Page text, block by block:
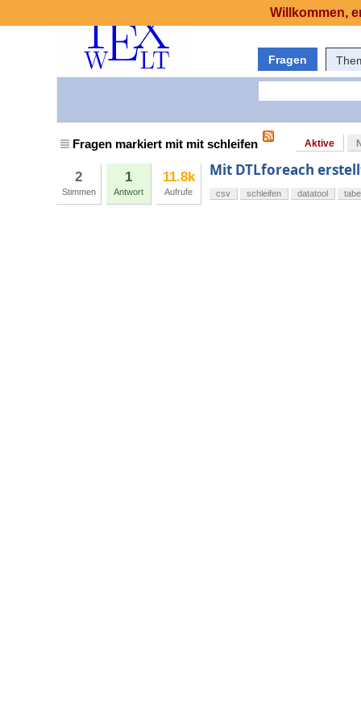
Fragen
Fragen markiert mit mit schleifen Aktive
2
Stimmen
1
Antwort
11.8k
Aufrufe
Mit DTLforeach
csv schleifen datatool
Willkommen,